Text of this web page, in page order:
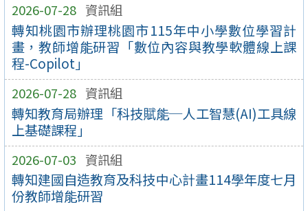
2026-07-28 資訊組
轉知桃園市辦理桃園市115年中小學數位學習計
畫，教師增能研習「數位內容與教學軟體線上課
程-Copilot」
2026-07-28 資訊組
轉知教育局辦理「科技賦能─人工智慧(AI)工具線
上基礎課程」
2026-07-03 資訊組
轉知建國自造教育及科技中心計畫114學年度七月
份教師增能研習